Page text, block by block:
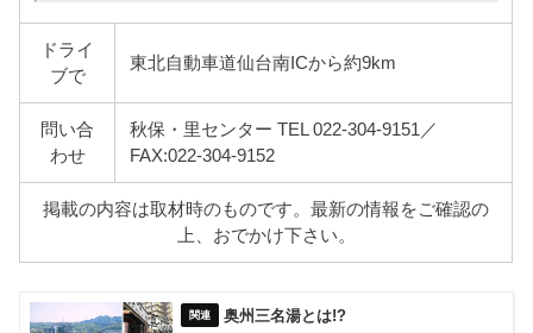
ドライ
ブで
東北自動車道仙台南ICから約9km
問い合
わせ
秋保・里センター TEL 022-304-9151／
FAX:022-304-9152
掲載の内容は取材時のものです。最新の情報をご確認の
上、おでかけ下さい。
奥州三名湯とは!?